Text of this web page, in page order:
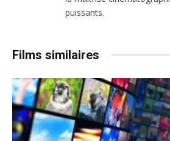
puissants.
Films similaires